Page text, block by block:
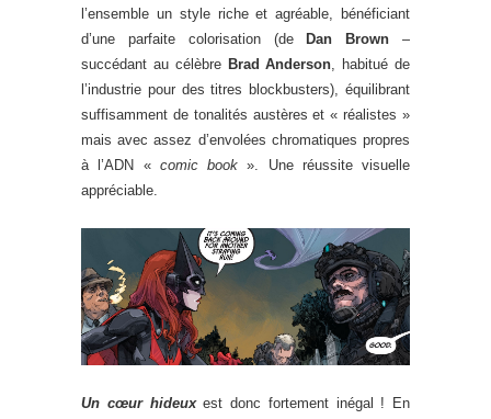
l’ensemble un style riche et agréable, bénéficiant
d’une parfaite colorisation (de
Dan Brown–
succédant au célèbre Brad Anderson, habitué de
l’industrie pour des titres blockbusters), équilibrant
suffisamment de tonalités austères et « réalistes »
mais avec assez d’envolées chromatiques propres
à l’ADN «comic book ». Une réussite visuelle
appréciable.
Un cœur hideuxest donc fortement inégal ! En